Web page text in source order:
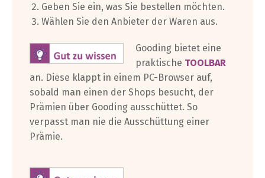
Geben Sie ein, was Sie bestellen möchten.
Wählen Sie den Anbieter der Waren aus.
Gooding bietet eine
praktische TOOLBAR
an. Diese klappt in einem PC-Browser auf,
sobald man einen der Shops besucht, der
Prämien über Gooding ausschüttet. So
verpasst man nie die Ausschüttung einer
Prämie.